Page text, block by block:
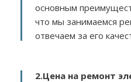
основным
что мы занимаемся
отвечаем за его
2.Цена на ремонт